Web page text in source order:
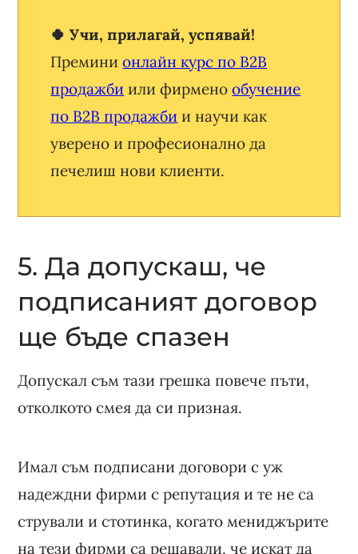
🍀 Учи, прилагай, успявай!
Преминионлайн курс по B2B
продажби или фирменообучение
по B2B продажби и научи как
уверено и професионално да
печелиш нови клиенти.
5. Да допускаш, че
подписаният договор
ще бъде спазен
Допускал съм тази грешка повече пъти,
отколкото смея да си призная.
Имал съм подписани договори с уж
надеждни фирми с репутация и те не са
стрували и стотинка, когато мениджърите
на тези фирми са решавали, че искат да